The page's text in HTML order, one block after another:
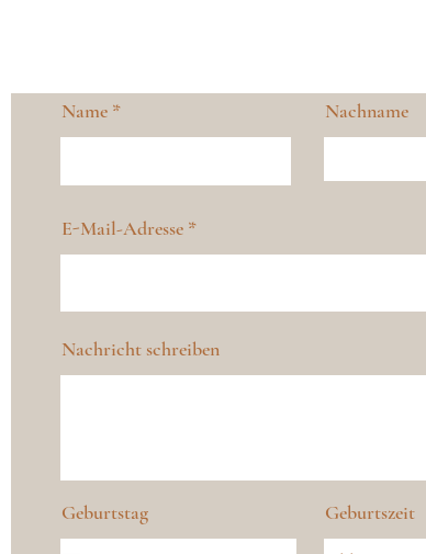
Name Nachname
E-Mail-Adresse
Nachricht schreiben
Geburtstag Geburtszeit